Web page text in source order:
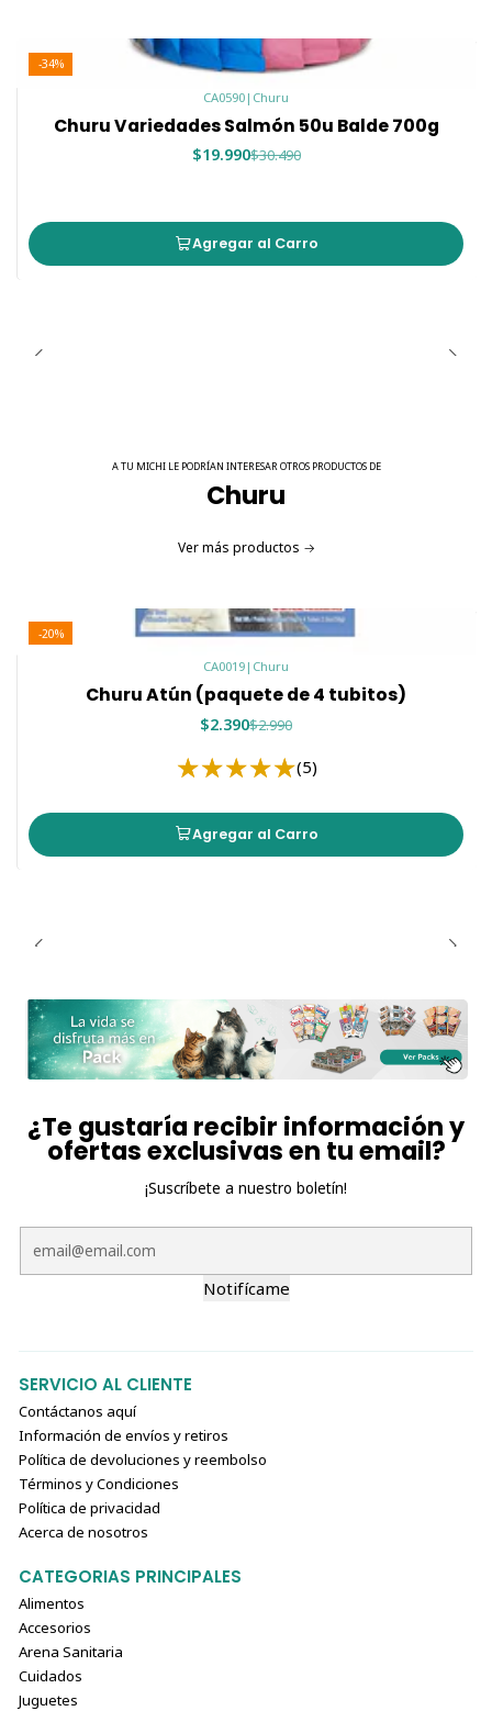
🌾 Libre de granos
🚫 Sin preservantes ni colorantes artificiales
😋 Textura cremosa altamente palatable
📦 Contenido de la caja
siguiente manera:
🐱 Un premio saludable para cualquier
Churu ha sido desarrollado para ofrecer un snack
🤝 Fortalecer el vínculo alimentándolo directamente
🍽️ Servir como topping sobre alimento seco o
húmedo.
💊 Facilitar la administración de medicamentos.
🐾 Consentir a tu michi entre comidas.
exigentes.
🥩 Ingredientes
Churu Salmón (15 tubos)
Agua
Almidón de tapioca
Sabores naturales
Sabor natural de salmón
Goma xantana
Vitamina E
Taurina
Churu Salmón con Atún (15 tubos)
Agua
Salmón
Almidón de tapioca
Atún
Sabores naturales
Sabor natural de atún
Goma guar
Goma xantana
Vitamina E
Taurina
Extracto de té verde
Churu Salmón con sabor a Ostión (15 tubos)
-34%
CA0590 | Churu
Churu Variedades Salmón 50u Balde 700g
$19.990$30.490
Agregar al Carro
A TU MICHI LE PODRÍAN INTERESAR OTROS PRODUCTOS DE
Churu
Ver más productos
-20%
CA0019 | Churu
Churu Atún (paquete de 4 tubitos)
$2.390$2.990
(5)
Agregar al Carro
¿Te gustaría recibir información y
ofertas exclusivas en tu email?
¡Suscríbete a nuestro boletín!
Notifícame
SERVICIO AL CLIENTE
Contáctanos aquí
Información de envíos y retiros
Política de devoluciones y reembolso
Términos y Condiciones
Política de privacidad
Acerca de nosotros
CATEGORIAS PRINCIPALES
Alimentos
Accesorios
Arena Sanitaria
Cuidados
Juguetes